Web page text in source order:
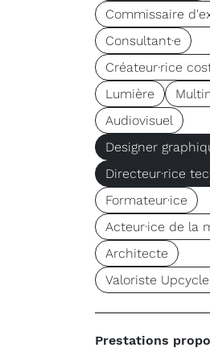
Commissaire
Consultant·e
Créateur·rice
Lumière
Audiovisuel
Designer
Directeur·rice
Formateur·ice
Acteur·ice de la
Architecte
Valoriste
Prestations